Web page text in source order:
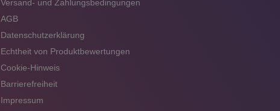
Versand- und Zahlungsbedingungen
AGB
Datenschutzerklärung
Echtheit von Produktbewertungen
Cookie-Hinweis
Barrierefreiheit
Impressum